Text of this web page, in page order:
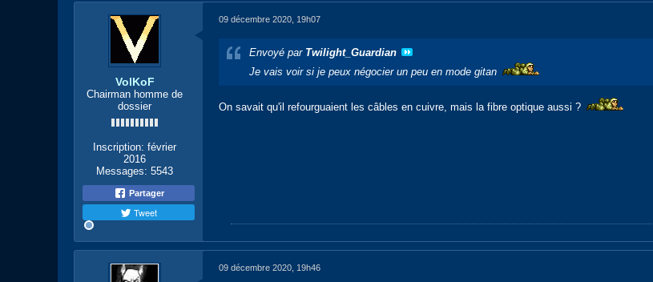
VolKoF
Chairman homme de
dossier
Inscription: février
2016
Messages: 5543
Partager
Tweet
09 décembre 2020, 19h07
Envoyé par Twilight_Guardian
Je vais voir si je peux négocier un peu en mode gitan
On savait qu'il refourguaient les câbles en cuivre, mais la fibre optique aussi ?
09 décembre 2020, 19h46